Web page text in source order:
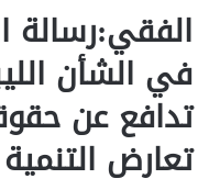
في الشأن
تدافع عن
تعارض